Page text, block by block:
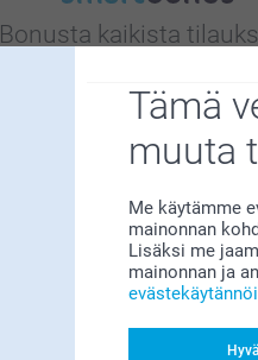
Tämä
muuta
Me käytämme
mainonnan
Lisäksi me
mainonnan ja
Bonusta kaikista
Etsitkö